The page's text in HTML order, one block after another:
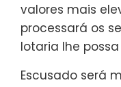
valores mais
processará os
lotaria lhe
Escusado será